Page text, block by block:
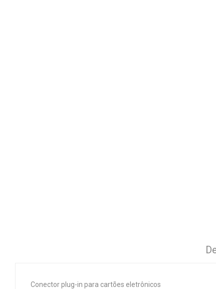
Conector plug-in para cartões eletrônicos